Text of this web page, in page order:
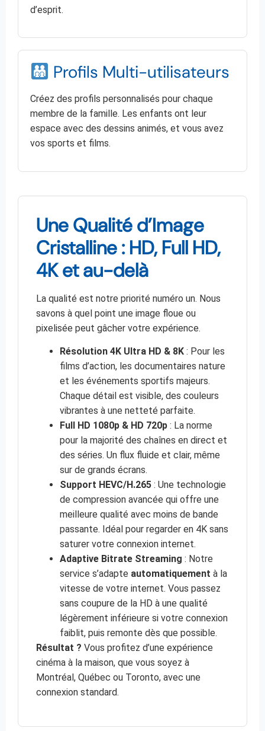
d’esprit.
Profils Multi-utilisateurs
Créez des profils personnalisés pour chaque
membre de la famille. Les enfants ont leur
espace avec des dessins animés, et vous avez
vos sports et films.
Une Qualité d’Image
Cristalline : HD, Full HD,
4K et au-delà
La qualité est notre priorité numéro un. Nous
savons à quel point une image floue ou
pixelisée peut gâcher votre expérience.
Résolution 4K Ultra HD & 8K : Pour les
films d’action, les documentaires nature
et les événements sportifs majeurs.
Chaque détail est visible, des couleurs
vibrantes à une netteté parfaite.
Full HD 1080p & HD 720p : La norme
pour la majorité des chaînes en direct et
des séries. Un flux fluide et clair, même
sur de grands écrans.
Support HEVC/H.265 : Une technologie
de compression avancée qui offre une
meilleure qualité avec moins de bande
passante. Idéal pour regarder en 4K sans
saturer votre connexion internet.
Adaptive Bitrate Streaming : Notre
service s’adapte automatiquement à la
vitesse de votre internet. Vous passez
sans coupure de la HD à une qualité
légèrement inférieure si votre connexion
faiblit, puis remonte dès que possible.
Résultat ? Vous profitez d’une expérience
cinéma à la maison, que vous soyez à
Montréal, Québec ou Toronto, avec une
connexion standard.